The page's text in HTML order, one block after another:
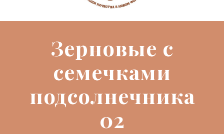
Зерновые с
семечками
подсолнечника
02